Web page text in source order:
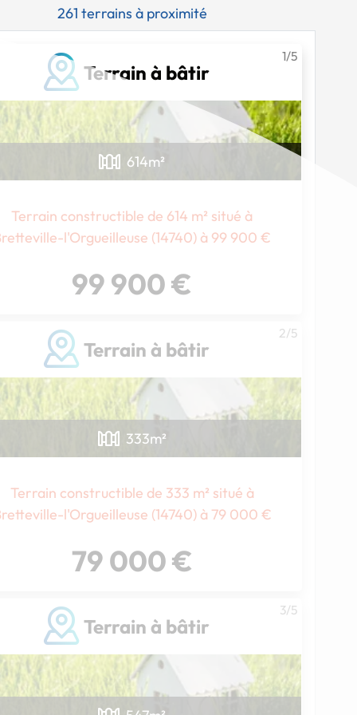
261 terrains à proximité
Terrain à bâtir
1/5
614m²
Terrain constructible de 614 m² situé à
l'Orgueilleuse (14740) à 99 900 €
99 900 €
Terrain à bâtir
2/5
333m²
Terrain constructible de 333 m² situé à
l'Orgueilleuse (14740) à 79 000 €
79 000 €
Terrain à bâtir
3/5